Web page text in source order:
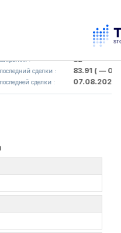
(<Kafolat sug'urta
: 82
сделки : 83.91( — 0.0 )
сделки : 07.08.2026